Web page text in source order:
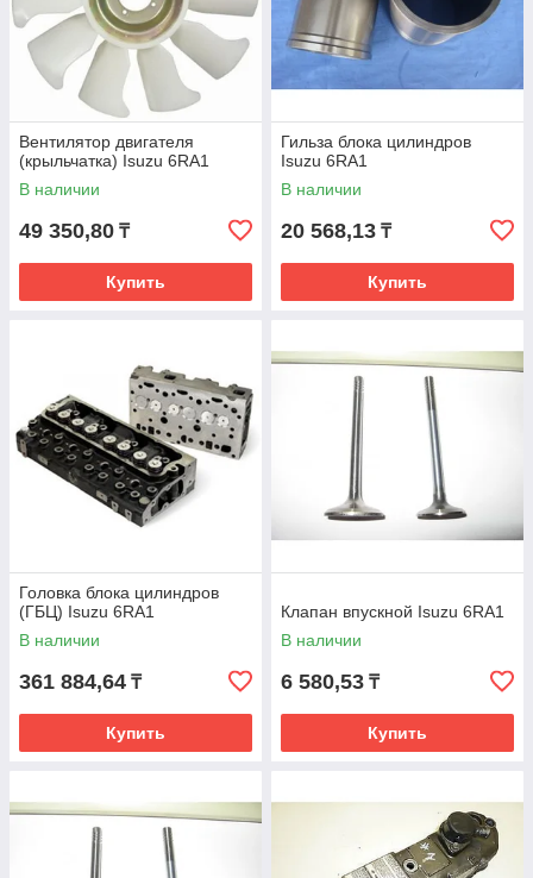
Вентилятор двигателя
(крыльчатка) Isuzu 6RA1
В наличии
49 350,80 ₸
Купить
Гильза блока цилиндров
Isuzu 6RA1
В наличии
20 568,13 ₸
Купить
Головка блока цилиндров
(ГБЦ) Isuzu 6RA1
В наличии
361 884,64 ₸
Купить
Клапан впускной Isuzu 6RA1
В наличии
6 580,53 ₸
Купить